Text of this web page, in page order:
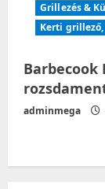
Grillezés &
Kerti
Barbecook
adminmega